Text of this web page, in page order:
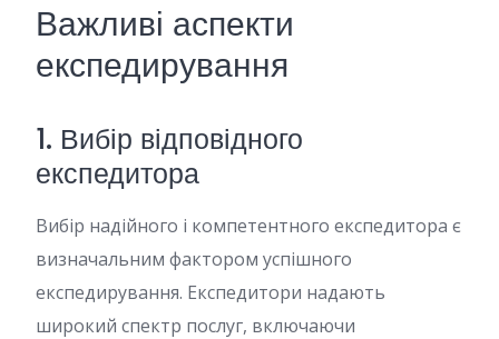
Важливі аспекти
експедирування
1. Вибір відповідного
експедитора
Вибір надійного і компетентного експедитора є
визначальним фактором успішного
експедирування. Експедитори надають
широкий спектр послуг, включаючи